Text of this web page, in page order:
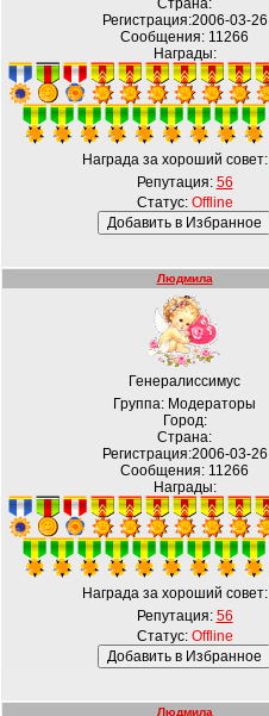
Страна:
Регистрация:2006-03-26
Сообщения: 11266
Награды:
Награда за хороший совет:
Репутация: 56
Статус: Offline
Людмила
Генералиссимус
Группа: Модераторы
Город:
Страна:
Регистрация:2006-03-26
Сообщения: 11266
Награды:
Награда за хороший совет:
Репутация: 56
Статус: Offline
Людмила